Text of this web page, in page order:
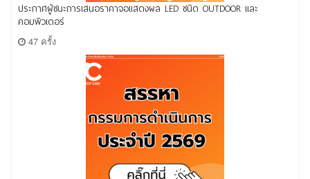
ประกาศผู้ชนะการเสนอราคาจอแสดงผล LED ชนิด OUTDOOR และ
คอมพิวเตอร์
47 ครั้ง